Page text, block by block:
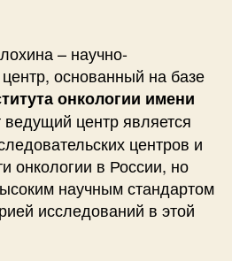
– научно-
основанный на базе
онкологии имени
ведущий центр является
центров и
онкологии в России, но
научным стандартом
исследований в этой